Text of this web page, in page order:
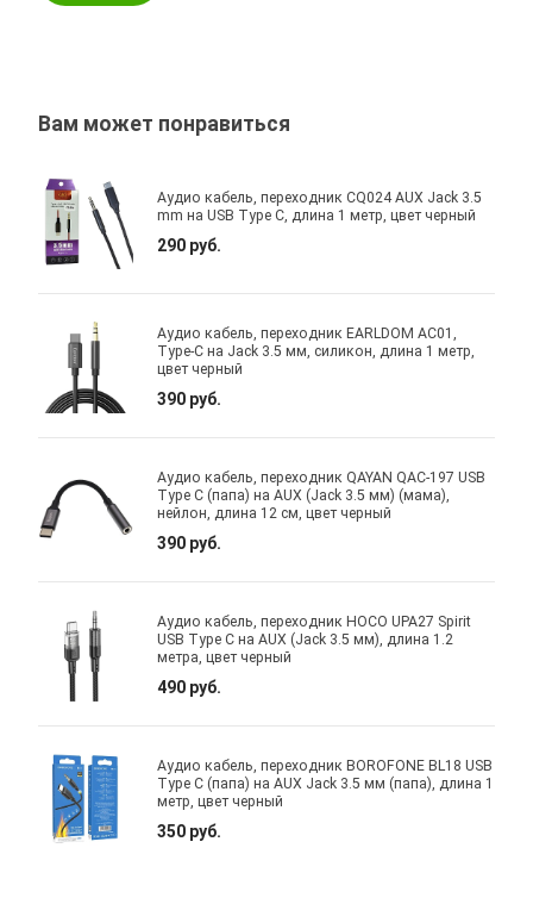
Вам может понравиться
Аудио кабель, переходник CQ024 AUX Jack 3.5
mm на USB Type C, длина 1 метр, цвет черный
290 руб.
Аудио кабель, переходник EARLDOM AC01,
Type-C на Jack 3.5 мм, силикон, длина 1 метр,
цвет черный
390 руб.
Аудио кабель, переходник QAYAN QAC-197 USB
Type C (папа) на AUX (Jack 3.5 мм) (мама),
нейлон, длина 12 см, цвет черный
390 руб.
Аудио кабель, переходник HOCO UPA27 Spirit
USB Type C на AUX (Jack 3.5 мм), длина 1.2
метра, цвет черный
490 руб.
Аудио кабель, переходник BOROFONE BL18 USB
Type C (папа) на AUX Jack 3.5 мм (папа), длина 1
метр, цвет черный
350 руб.